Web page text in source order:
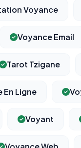
Voyance
Voyance Email
Tarot Tzigane
En Ligne
Voyant